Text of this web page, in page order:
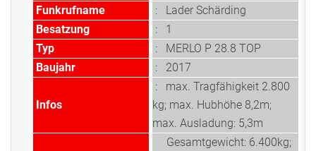
Funkrufname
: Lader Schärding
Besatzung
: 1
Typ
: MERLO P 28.8 TOP
Baujahr
: 2017
Infos
: max. Tragfähigkeit 2.800
kg; max. Hubhöhe 8,2m;
max. Ausladung: 5,3m
Gesamtgewicht: 6.400kg;